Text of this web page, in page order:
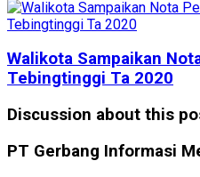
Walikota Sampaikan
Tebingtinggi Ta 2020
Discussion about this
PT Gerbang Informasi